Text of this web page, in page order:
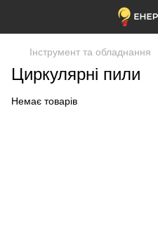
Інструмент та обладнання
Циркулярні пили
Немає товарів